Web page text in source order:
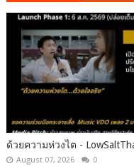
ด้วยความห่วงไต -
August 07, 2026 0